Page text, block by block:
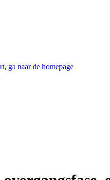
, ga naar de homepage